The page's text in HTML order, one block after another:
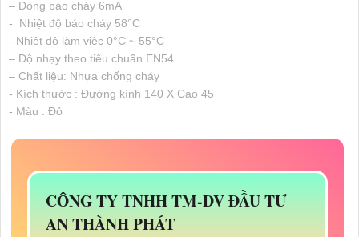
– Dòng báo cháy 6mA
- Nhiệt độ báo cháy 58°C
- Nhiệt độ làm việc 0°C ~ 55°C
– Độ nhạy theo tiêu chuẩn EN54
– Chất liệu: Nhựa chống cháy
- Kích thước : Đường kính 140 X Cao 45
- Màu : Đỏ
CÔNG TY TNHH TM-DV ĐẦU TƯ
AN THÀNH PHÁT